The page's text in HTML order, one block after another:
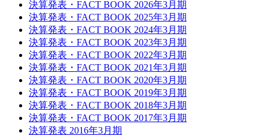
決算発表・FACT BOOK 2026年3月期
決算発表・FACT BOOK 2025年3月期
決算発表・FACT BOOK 2024年3月期
決算発表・FACT BOOK 2023年3月期
決算発表・FACT BOOK 2022年3月期
決算発表・FACT BOOK 2021年3月期
決算発表・FACT BOOK 2020年3月期
決算発表・FACT BOOK 2019年3月期
決算発表・FACT BOOK 2018年3月期
決算発表・FACT BOOK 2017年3月期
決算発表 2016年3月期